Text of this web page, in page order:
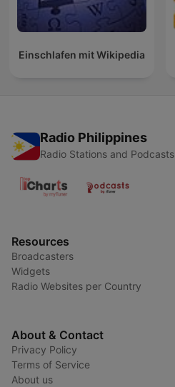
Einschlafen mit Wikipedia
Radio Philippines
Radio Stations and Podcasts
Resources
Broadcasters
Widgets
Radio Websites per Country
About & Contact
Privacy Policy
Terms of Service
About us